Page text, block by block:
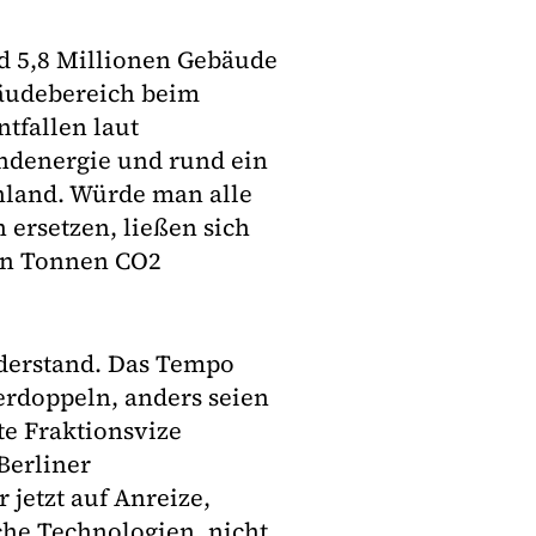
5,8 Millionen Gebäude
beim
laut
und rund ein
Würde man alle
ließen sich
Tonnen CO2
Das Tempo
anders seien
Fraktionsvize
jetzt auf Anreize,